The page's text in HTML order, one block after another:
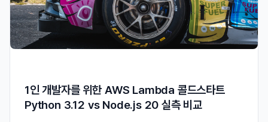
1인 개발자를 위한 AWS Lambda 콜드스타트
Python 3.12 vs Node.js 20 실측 비교